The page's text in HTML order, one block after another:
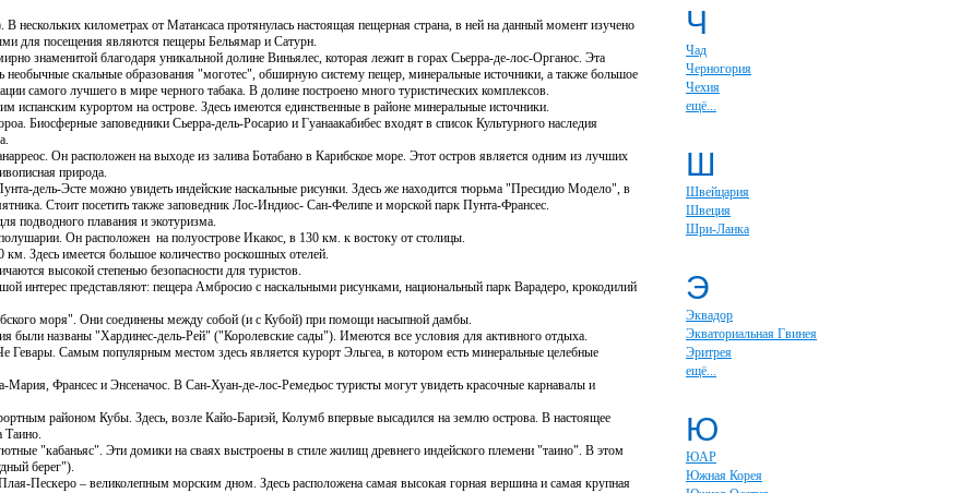
нескольких километрах от Матансаса протянулась настоящая пещерная страна, в ней на данный момент изучено
для посещения являются пещеры Бельямар и Сатурн.
знаменитой благодаря уникальной долине Виньялес, которая лежит в горах Сьерра-де-лос-Органос. Эта
скальные образования "моготес", обширную систему пещер, минеральные источники, а также большое
самого лучшего в мире черного табака. В долине построено много туристических комплексов.
испанским курортом на острове. Здесь имеются единственные в районе минеральные источники.
Биосферные заповедники Сьерра-дель-Росарио и Гуанаакабибес входят в список Культурного наследия
Он расположен на выходе из залива Ботабано в Карибское море. Этот остров является одним из лучших
природа.
дель-Эсте можно увидеть индейские наскальные рисунки. Здесь же находится тюрьма "Пресидио Модело", в
Стоит посетить также заповедник Лос-Индиос- Сан-Фелипе и морской парк Пунта-Франсес.
подводного плавания и экотуризма.
Он расположен на полуострове Икакос, в 130 км. к востоку от столицы.
Здесь имеется большое количество роскошных отелей.
высокой степенью безопасности для туристов.
интерес представляют: пещера Амбросио с наскальными рисунками, национальный парк Варадеро, крокодилий
моря". Они соединены между собой (и с Кубой) при помощи насыпной дамбы.
были названы "Хардинес-дель-Рей" ("Королевские сады"). Имеются все условия для активного отдыха.
Гевары. Самым популярным местом здесь является курорт Эльгеа, в котором есть минеральные целебные
Мария, Франсес и Энсеначос. В Сан-Хуан-де-лос-Ремедьос туристы могут увидеть красочные карнавалы и
районом Кубы. Здесь, возле Кайо-Бариэй, Колумб впервые высадился на землю острова. В настоящее
Таино.
"кабаньяс". Эти домики на сваях выстроены в стиле жилищ древнего индейского племени "таино". В этом
берег").
Пескеро – великолепным морским дном. Здесь расположена самая высокая горная вершина и самая крупная
Ч
Чад
Черногория
Чехия
ещё...
Ш
Швейцария
Швеция
Шри-Ланка
Э
Эквадор
Экваториальная Гвинея
Эритрея
ещё...
Ю
ЮАР
Южная Корея